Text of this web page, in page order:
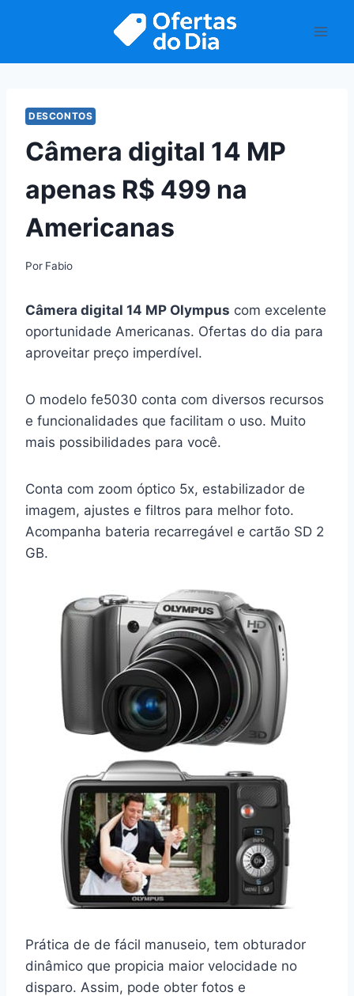
DESCONTOS
Câmera digital 14 MP
apenas R$ 499 na
Americanas
Por Fabio
Câmera digital 14 MP Olympus com excelente
oportunidade Americanas. Ofertas do dia para
aproveitar preço imperdível.
O modelo fe5030 conta com diversos recursos
e funcionalidades que facilitam o uso. Muito
mais possibilidades para você.
Conta com zoom óptico 5x, estabilizador de
imagem, ajustes e filtros para melhor foto.
Acompanha bateria recarregável e cartão SD 2
GB.
Prática de de fácil manuseio, tem obturador
dinâmico que propicia maior velocidade no
disparo. Assim, pode obter fotos e